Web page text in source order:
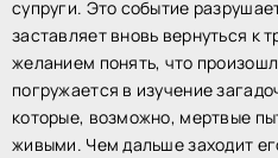
супруги. Это событие
заставляет вновь вернуться к
желанием понять, что
погружается в изучение
которые, возможно, мертвые
живыми. Чем дальше заходит